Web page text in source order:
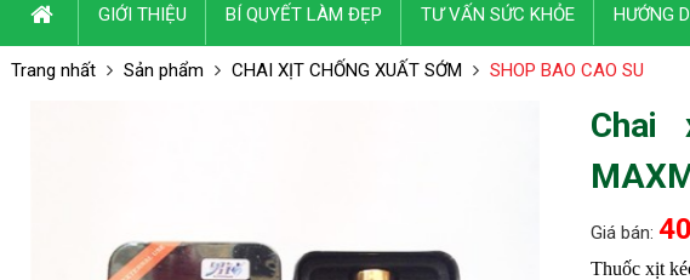
GIỚI THIỆU BÍ QUYẾT LÀM ĐẸP TƯ VẤN SỨC KHỎE HƯỚNG
Trang nhất Sản phẩm CHAI XỊT CHỐNG XUẤT SỚM SHOP BAO CAO SU
Chai
Giá bán:
Thuốc xịt